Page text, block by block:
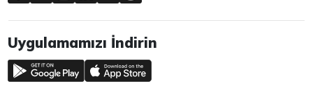
Uygulamamızı İndirin